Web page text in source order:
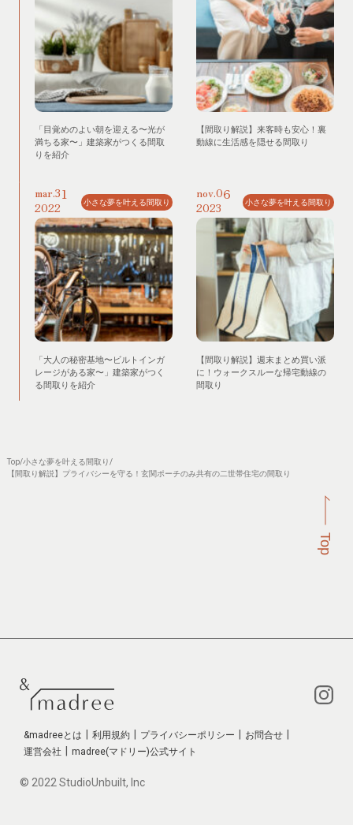
「目覚めのよい朝を迎える〜光が
満ちる家〜」建築家がつくる間取
りを紹介
【間取り解説】来客時も安心！裏
動線に生活感を隠せる間取り
mar. 31
2022 小さな夢を叶える間取り
「大人の秘密基地〜ビルトインガ
レージがある家〜」建築家がつく
る間取りを紹介
nov. 06
2023 小さな夢を叶える間取り
【間取り解説】週末まとめ買い派
に！ウォークスルーな帰宅動線の
間取り
Top/小さな夢を叶える間取り/
【間取り解説】プライバシーを守る！玄関ポーチのみ共有の二世帯住宅の間取り
&madreeとは 利用規約 プライバシーポリシー お問合せ
運営会社 madree(マドリー)公式サイト
© 2022 StudioUnbuilt, Inc